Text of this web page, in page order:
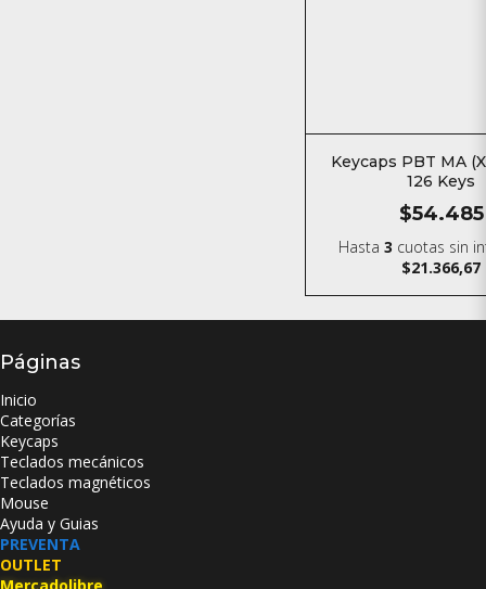
Keycaps PBT MA
126 Keys
$54.485
Hasta3 cuotas sin
$21.366,67
Páginas
Inicio
Categorías
Keycaps
Teclados mecánicos
Teclados magnéticos
Mouse
Ayuda y Guias
PREVENTA
OUTLET